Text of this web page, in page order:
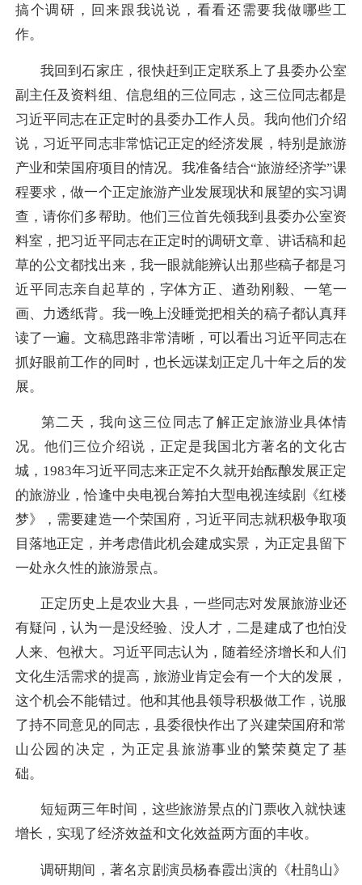
搞个调研，回来跟我说说，看看还需要我做哪些工
作。
我回到石家庄，很快赶到正定联系上了县委办公室
副主任及资料组、信息组的三位同志，这三位同志都是
习近平同志在正定时的县委办工作人员。我向他们介绍
说，习近平同志非常惦记正定的经济发展，特别是旅游
产业和荣国府项目的情况。我准备结合“旅游经济学”课
程要求，做一个正定旅游产业发展现状和展望的实习调
查，请你们多帮助。他们三位首先领我到县委办公室资
料室，把习近平同志在正定时的调研文章、讲话稿和起
草的公文都找出来，我一眼就能辨认出那些稿子都是习
近平同志亲自起草的，字体方正、遒劲刚毅、一笔一
画、力透纸背。我一晚上没睡觉把相关的稿子都认真拜
读了一遍。文稿思路非常清晰，可以看出习近平同志在
抓好眼前工作的同时，也长远谋划正定几十年之后的发
展。
第二天，我向这三位同志了解正定旅游业具体情
况。他们三位介绍说，正定是我国北方著名的文化古
城，1983年习近平同志来正定不久就开始酝酿发展正定
的旅游业，恰逢中央电视台筹拍大型电视连续剧《红楼
梦》，需要建造一个荣国府，习近平同志就积极争取项
目落地正定，并考虑借此机会建成实景，为正定县留下
一处永久性的旅游景点。
正定历史上是农业大县，一些同志对发展旅游业还
有疑问，认为一是没经验、没人才，二是建成了也怕没
人来、包袱大。习近平同志认为，随着经济增长和人们
文化生活需求的提高，旅游业肯定会有一个大的发展，
这个机会不能错过。他和其他县领导积极做工作，说服
了持不同意见的同志，县委很快作出了兴建荣国府和常
山公园的决定，为正定县旅游事业的繁荣奠定了基
础。
短短两三年时间，这些旅游景点的门票收入就快速
增长，实现了经济效益和文化效益两方面的丰收。
调研期间，著名京剧演员杨春霞出演的《杜鹃山》